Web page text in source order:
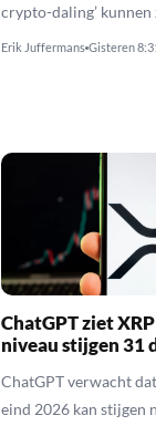
crypto-daling’ kunnen
Erik Juffermans Gisteren
ChatGPT ziet
niveau stijgen 31
ChatGPT verwacht
eind 2026 kan stijgen